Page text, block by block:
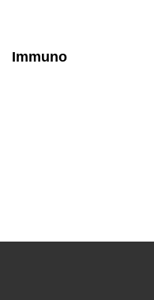
Immuno